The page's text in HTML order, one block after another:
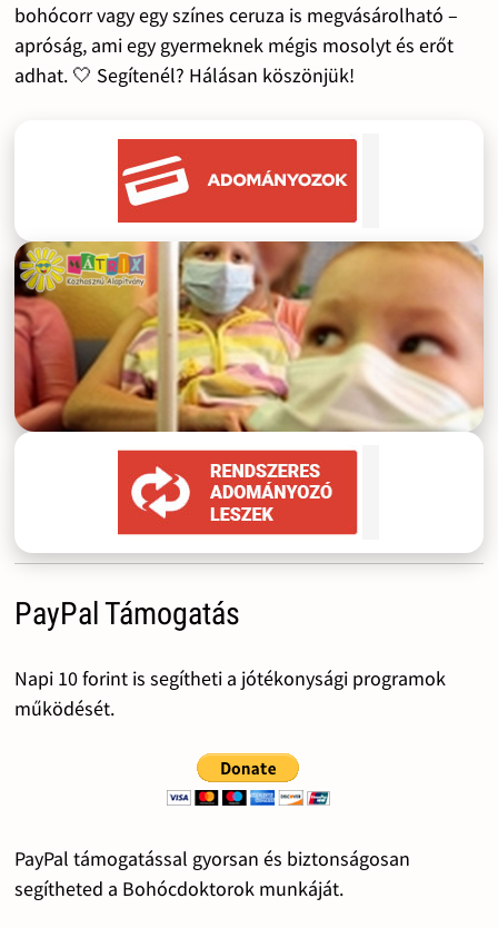
bohócorr vagy egy színes ceruza is megvásárolható –
apróság, ami egy gyermeknek mégis mosolyt és erőt
adhat. 🤍 Segítenél? Hálásan köszönjük!
PayPal Támogatás
Napi 10 forint is segítheti a jótékonysági programok
működését.
PayPal támogatással gyorsan és biztonságosan
segítheted a Bohócdoktorok munkáját.